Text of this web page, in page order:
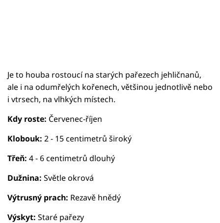
Je to houba rostoucí na starých pařezech jehličnanů,
ale i na odumřelých kořenech, většinou jednotlivě nebo
i vtrsech, na vlhkých místech.
Kdy roste: Červenec-říjen
Klobouk: 2 - 15 centimetrů široký
Třeň: 4 - 6 centimetrů dlouhý
Dužnina: Světle okrová
Výtrusný prach: Rezavě hnědý
Výskyt: Staré pařezy